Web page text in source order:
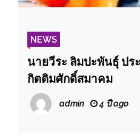
NEWS
นายวีระ ลิมปะพันธุ์ ปร
กิตติมศักดิ์สมาคม
admin 4 ปี ago